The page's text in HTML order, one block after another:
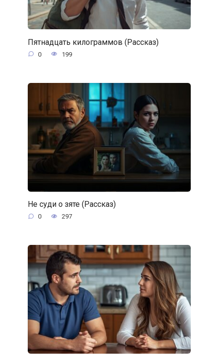
Пятнадцать килограммов (Рассказ)
0 199
Не суди о зяте (Рассказ)
0 297